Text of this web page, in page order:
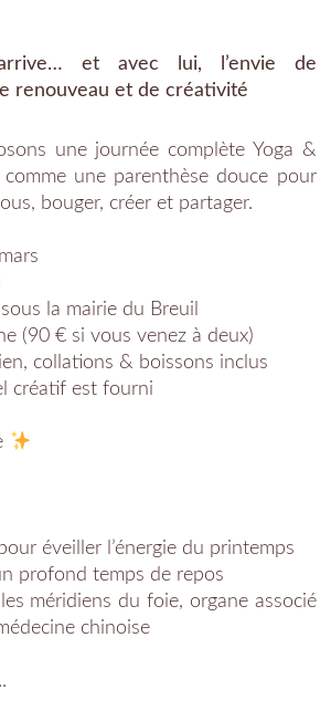
et avec lui, l’envie de
renouveau et de créativité
une journée complète Yoga &
comme une parenthèse douce pour
bouger, créer et partager.
la mairie du Breuil
(90 € si vous venez à deux)
collations & boissons inclus
créatif est fourni
éveiller l’énergie du printemps
profond temps de repos
méridiens du foie, organe associé
chinoise